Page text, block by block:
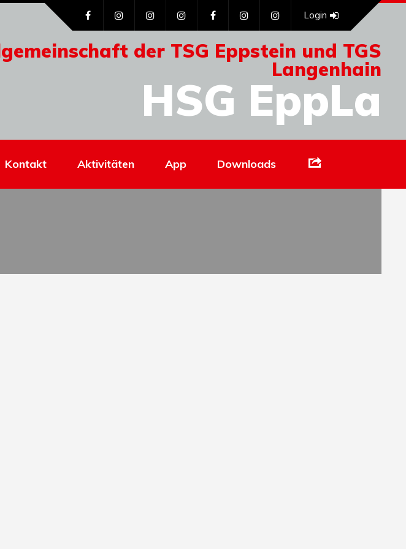
der TSG Eppstein und TGS
Langenhain
HSG EppLa
Login
Kontakt Aktivitäten App Downloads